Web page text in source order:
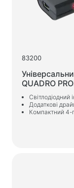
Веб-камери
Веб-камери
Спортивні сумки
Підставки для
Сумки та
Дорожні
Валізи на
Рюкзаки для
83200
QUADRO
Світлодіодний
Додаткові
Компактний 4-